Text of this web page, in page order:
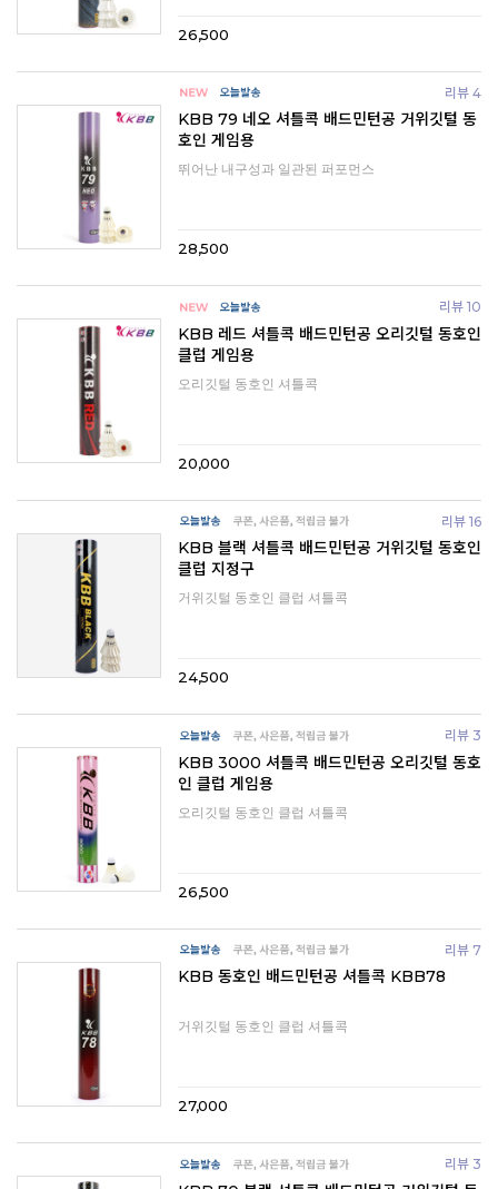
26,500
리뷰 4
KBB 79 네오 셔틀콕 배드민턴공 거위깃털 동
호인 게임용
뛰어난 내구성과 일관된 퍼포먼스
28,500
리뷰 10
KBB 레드 셔틀콕 배드민턴공 오리깃털 동호인
클럽 게임용
오리깃털 동호인 셔틀콕
20,000
리뷰 16
KBB 블랙 셔틀콕 배드민턴공 거위깃털 동호인
클럽 지정구
거위깃털 동호인 클럽 셔틀콕
24,500
리뷰 3
KBB 3000 셔틀콕 배드민턴공 오리깃털 동호
인 클럽 게임용
오리깃털 동호인 클럽 셔틀콕
26,500
리뷰 7
KBB 동호인 배드민턴공 셔틀콕 KBB78
거위깃털 동호인 클럽 셔틀콕
27,000
리뷰 3